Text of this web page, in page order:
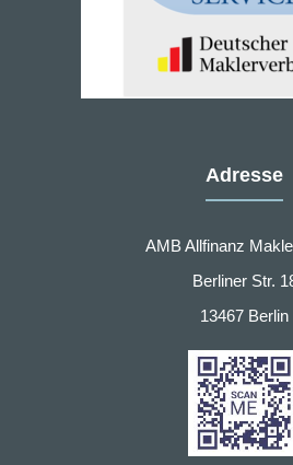
Adresse
AMB Allfinanz
Berliner Str.
13467 Berlin